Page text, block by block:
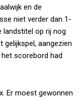
en de
niet verder dan 1-
landstitel op rij nog
aangezien
scorebord had
Er moest gewonnen